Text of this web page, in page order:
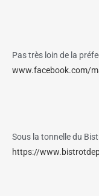
Pas très loin de la
www.facebook.com/
Sous la tonnelle du
https://